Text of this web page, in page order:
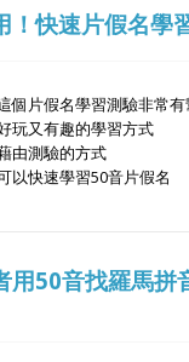
！快速片假名學
個片假名學習測驗非常有
玩又有趣的學習方式
由測驗的方式
以快速學習50音片假名
用50音找羅馬